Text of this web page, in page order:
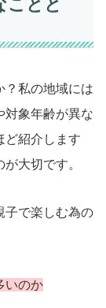
ことと
？私の地域には
対象年齢が異な
ど紹介します
大切です。
子で楽しむ為の
いのか